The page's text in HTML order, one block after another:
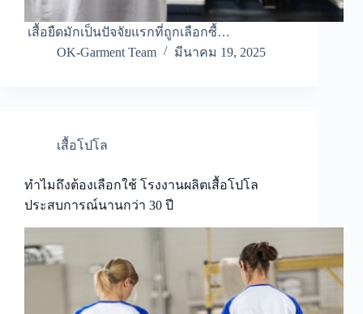
เสื้อยืดมักเป็นปัจจัยแรกที่ถูกเลือกซื้…
OK-Garment Team
มีนาคม 19, 2025
เสื้อโปโล
ทำไมถึงต้องเลือกใช้ โรงงานผลิตเสื้อโปโล
ประสบการณ์นานกว่า 30 ปี